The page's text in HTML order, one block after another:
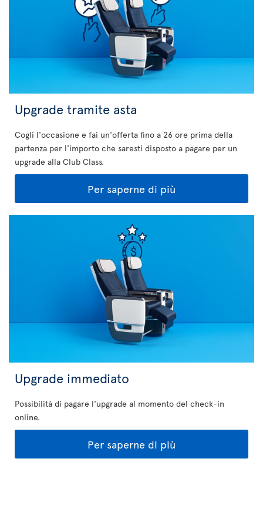
Upgrade tramite asta
Cogli l'occasione e fai un'offerta fino a 26 ore prima della
partenza per l'importo che saresti disposto a pagare per un
upgrade alla Club Class.
Per saperne di più
Upgrade immediato
Possibilità di pagare l'upgrade al momento del check-in
online.
Per saperne di più